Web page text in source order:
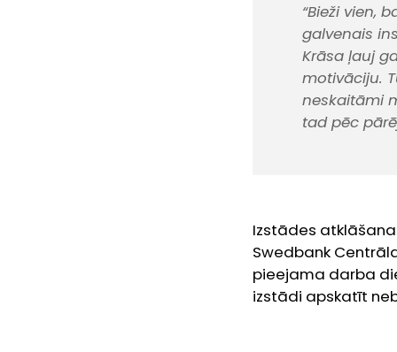
“Bieži vien,
galvenais
Krāsa ļauj
motivāciju.
neskaitāmi
tad pēc
Izstādes
Swedbank
pieejama darba
izstādi apskatīt